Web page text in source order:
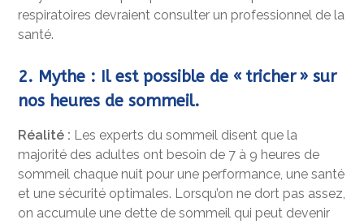
respiratoires devraient consulter un professionnel de la
santé.
2. Mythe : Il est possible de « tricher » sur
nos heures de sommeil.
Réalité : Les experts du sommeil disent que la
majorité des adultes ont besoin de 7 à 9 heures de
sommeil chaque nuit pour une performance, une santé
et une sécurité optimales. Lorsqu’on ne dort pas assez,
on accumule une dette de sommeil qui peut devenir